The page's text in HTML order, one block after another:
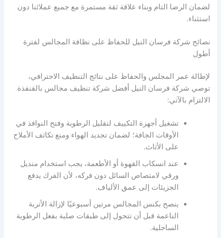
لضمان الرضا التام وبناء علاقة ثقة مستمرة مع جميع عملائنا دون
استثناء.
نصائح شركة فرسان النيل للحفاظ على نظافة المجالس لفترة
أطول
لإطالة عمر المجلس والحفاظ على نتائج التنظيف الاحترافي،
توصي شركة فرسان النيل أفضل شركة تنظيف مجالس بالقنفذة
الالتزام بالآتي:
تشغيل أجهزة التكييف لتقليل الرطوبة وفتح النوافذ في
الأوقات الجافة؛ لضمان تجديد الهواء ومنع تكاثف الأملاح
على الأثاث.
عند انسكاب القهوة أو الأطعمة، يجب استخدام منديل
ورقي لامتصاص السائل دون فركه، لأن الفرك يدفع
الجزيئات إلى عمق الألياف.
ينصح بكنس المجالس مرتين أسبوعيًا لإزالة الأتربة
الناعمة قبل أن تتحول إلى طبقات صلبة بفعل الرطوبة
الساحلية.